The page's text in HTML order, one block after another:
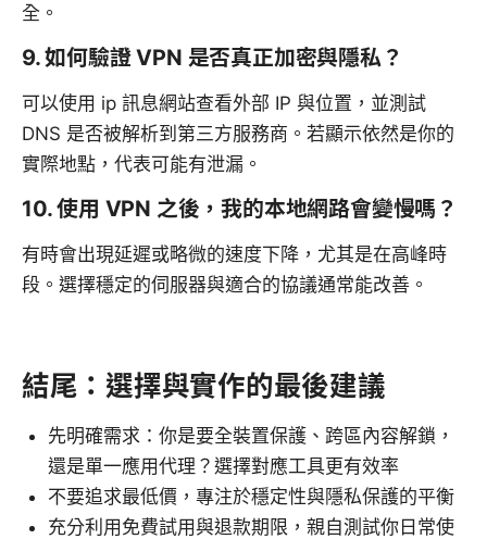
全。
9. 如何驗證 VPN 是否真正加密與隱私？
可以使用 ip 訊息網站查看外部 IP 與位置，並測試
DNS 是否被解析到第三方服務商。若顯示依然是你的
實際地點，代表可能有泄漏。
10. 使用 VPN 之後，我的本地網路會變慢嗎？
有時會出現延遲或略微的速度下降，尤其是在高峰時
段。選擇穩定的伺服器與適合的協議通常能改善。
結尾：選擇與實作的最後建議
先明確需求：你是要全裝置保護、跨區內容解鎖，
還是單一應用代理？選擇對應工具更有效率
不要追求最低價，專注於穩定性與隱私保護的平衡
充分利用免費試用與退款期限，親自測試你日常使